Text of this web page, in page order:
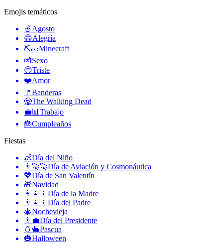
Emojis temáticos
🍎 Agosto
😄Alegría
⛏🧱Minecraft
💏Sexo
😔Triste
❤️Amor
🚩Banderas
🧟The Walking Dead
💼📊 Trabajo
🎂Cumpleaños
Fiestas
👶Día del Niño
👨‍🚀🚀Día de Aviación y Cosmonáutica
💖Día de San Valentín
🎁Navidad
👩‍👧‍👦 Día de la Madre
👨‍👧‍👦 Día del Padre
🎄Nochevieja
👨‍💼Día del Presidente
🥚🐇Pascua
🎃Halloween